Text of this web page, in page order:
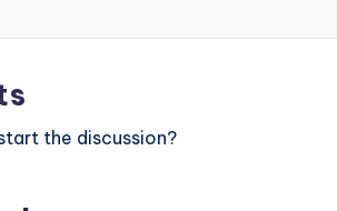
the discussion?